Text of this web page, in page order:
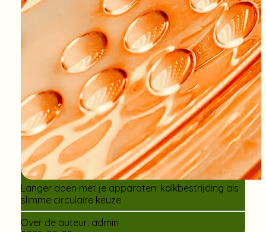
Langer doen met je apparaten: kalkbestrijding als
slimme circulaire keuze
Over de auteur: admin